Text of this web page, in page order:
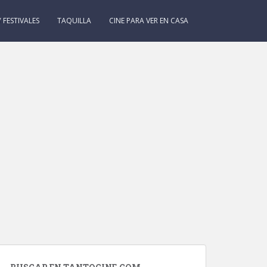
TAQUILLA CINE PARA VER EN CASA